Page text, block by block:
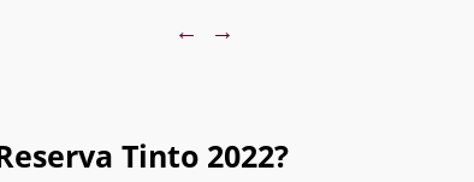
← →
Tinto 2022?